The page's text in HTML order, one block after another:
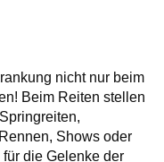
nicht nur beim
Beim Reiten stellen
Shows oder
die Gelenke der